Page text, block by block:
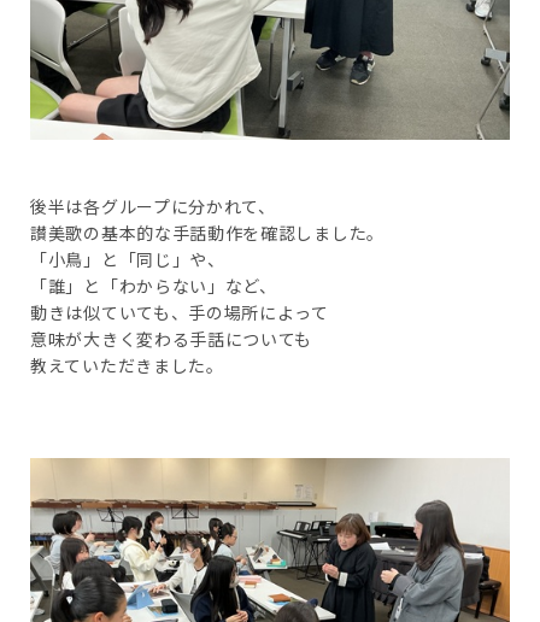
後半は各グループに分かれて、
讃美歌の基本的な手話動作を確認しました。
「小鳥」と「同じ」や、
「誰」と「わからない」など、
動きは似ていても、手の場所によって
意味が大きく変わる手話についても
教えていただきました。